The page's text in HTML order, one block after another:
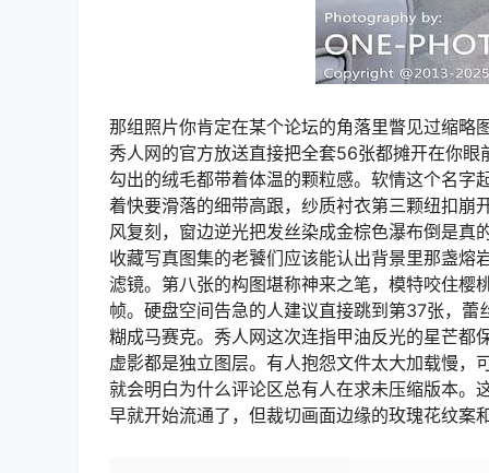
那组照片你肯定在某个论坛的角落里瞥见过缩略
秀人网的官方放送直接把全套56张都摊开在你
勾出的绒毛都带着体温的颗粒感。软情这个名字
着快要滑落的细带高跟，纱质衬衣第三颗纽扣崩
风复刻，窗边逆光把发丝染成金棕色瀑布倒是真
收藏写真图集的老饕们应该能认出背景里那盏熔
滤镜。第八张的构图堪称神来之笔，模特咬住樱
帧。硬盘空间告急的人建议直接跳到第37张，
糊成马赛克。秀人网这次连指甲油反光的星芒都
虚影都是独立图层。有人抱怨文件太大加载慢
就会明白为什么评论区总有人在求未压缩版本。
早就开始流通了，但裁切画面边缘的玫瑰花纹案